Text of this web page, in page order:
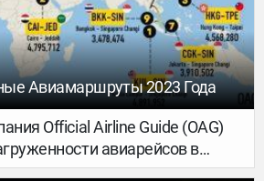
Авиамаршруты 2023 Года
Official Airline Guide (OAG)
авиарейсов в
из десяти